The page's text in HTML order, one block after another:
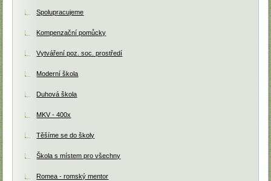
Spolupracujeme
Kompenzační pomůcky
Vytváření poz. soc. prostředí
Moderní škola
Duhová škola
MKV - 400x
Těšíme se do školy
Škola s místem pro všechny
Romea - romský mentor